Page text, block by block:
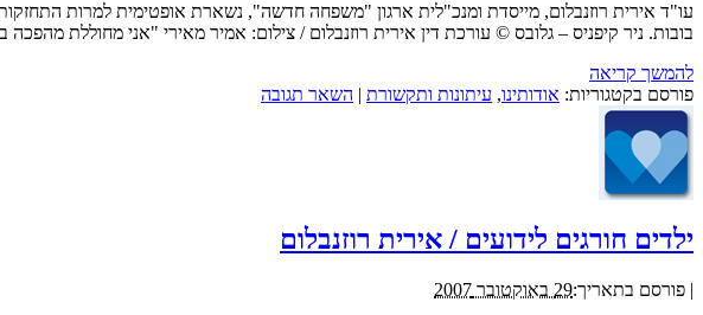
עו"ד אירית רוזנבלום, מייסדת ומנכ"לית ארגון "משפחה חדשה", נשארת אופטימית למרות
בובות. ניר קיפניס – גלובס © עורכת דין אירית רוזנבלום / צילום: אמיר מאירי "אני מחוללת
להמשך קריאה
פורסם בקטגוריות: אודותינו, עיתונות ותקשורת | השאר תגובה
ילדים חורגים לידועים / אירית רוזנבלום
| פורסם בתאריך:29 באוקטובר 2007